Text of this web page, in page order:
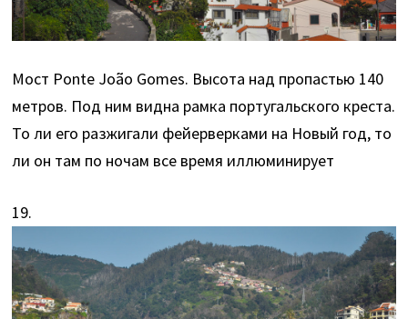
Мост Ponte João Gomes. Высота над пропастью 140
метров. Под ним видна рамка португальского креста.
То ли его разжигали фейерверками на Новый год, то
ли он там по ночам все время иллюминирует
19.